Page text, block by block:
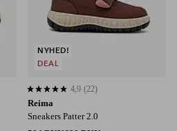
Reima
Sneakers Patter 2.0
4,9 baseret på 22 bedømmelser
4,9 (22)
NYHED!
DEAL